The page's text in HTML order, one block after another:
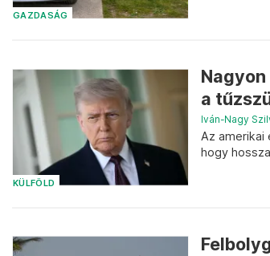
GAZDASÁG
KÜLFÖLD
a
Iván-Nagy
Az amerikai
hogy